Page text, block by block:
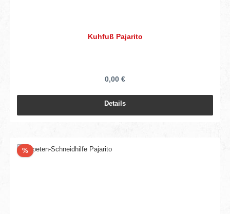
Kuhfuß Pajarito
0,00 €
Details
%Rabatt